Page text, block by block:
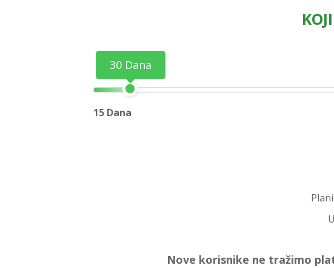
30 Dana
15 Dana
Nove korisnike ne tražimo